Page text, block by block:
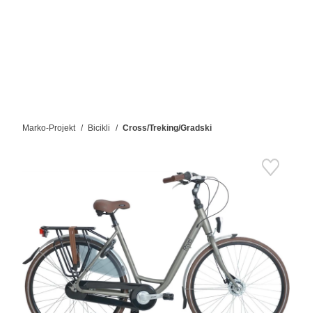
Marko-Projekt Bicikli Cross/Treking/Gradski